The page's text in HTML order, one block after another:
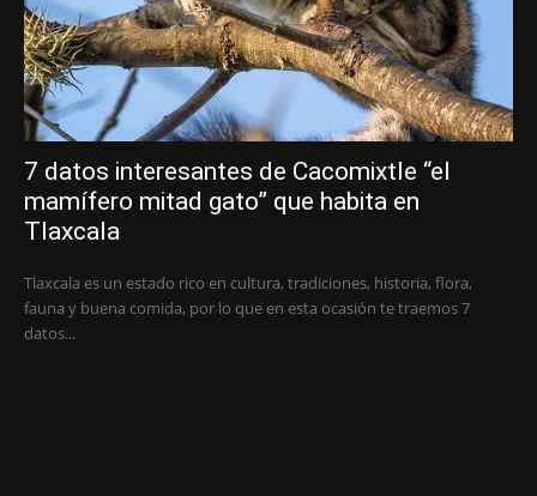
7 datos interesantes de Cacomixtle “el
mamífero mitad gato” que habita en
Tlaxcala
Tlaxcala es un estado rico en cultura, tradiciones, historia, flora,
fauna y buena comida, por lo que en esta ocasión te traemos 7
datos...